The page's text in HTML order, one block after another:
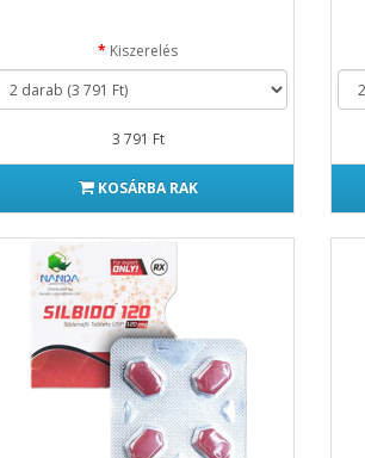
Kiszerelés
3 791 Ft
KOSÁRBA RAK